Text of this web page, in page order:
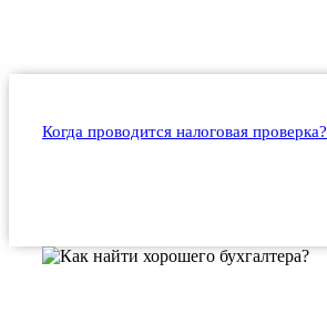
Когда проводится налоговая проверка?